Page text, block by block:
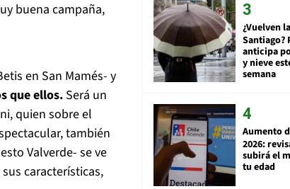
buena campaña,
en San Mamés- y
que ellos. Será un
quien sobre el
también
Valverde- se ve
características,
¿Vuelven
Santiago?
anticipa
y nieve
semana
Aumento
2026:
subirá el
tu edad